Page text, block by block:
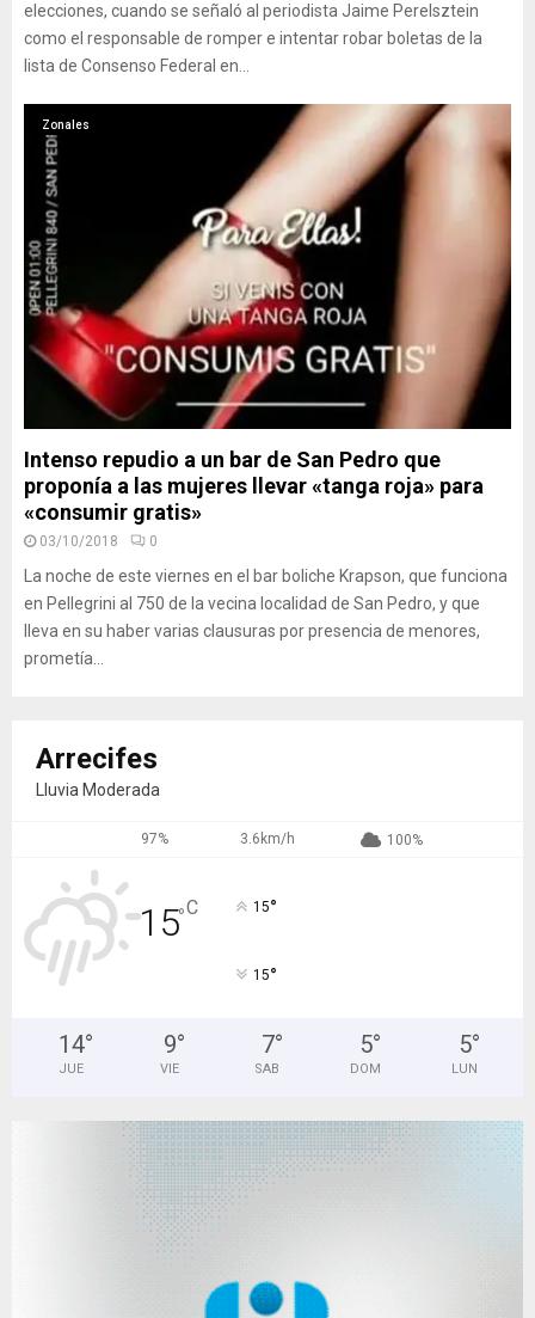
elecciones, cuando se señaló al periodista Jaime Perelsztein
como el responsable de romper e intentar robar boletas de la
lista de Consenso Federal en...
Zonales
Intenso repudio a un bar de San Pedro que
proponía a las mujeres llevar «tanga roja» para
«consumir gratis»
03/10/2018 0
La noche de este viernes en el bar boliche Krapson, que funciona
en Pellegrini al 750 de la vecina localidad de San Pedro, y que
lleva en su haber varias clausuras por presencia de menores,
prometía...
Arrecifes
Lluvia Moderada
97% 3.6km/h 100%
15°C 15°
15°
14°
JUE
9°
VIE
7°
SAB
5°
DOM
5°
LUN